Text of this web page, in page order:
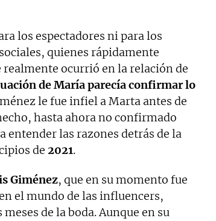
los espectadores ni para los
quienes rápidamente
ocurrió en la relación de
de María parecía confirmar lo
le fue infiel a Marta antes de
hasta ahora no confirmado
entender las razones detrás de la
de 2021.
Giménez, que en su momento fue
el mundo de las influencers,
de la boda. Aunque en su